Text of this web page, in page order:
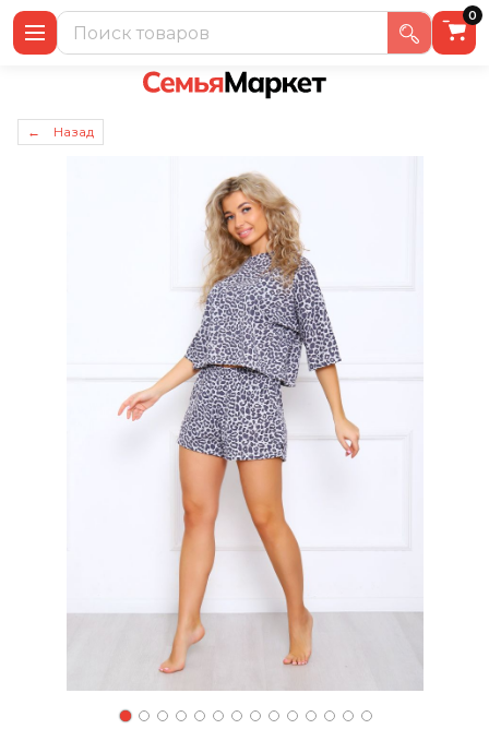
0
← Назад